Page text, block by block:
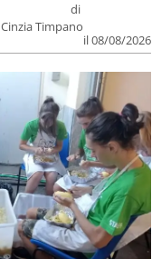
di
Cinzia Timpano
il 08/08/2026